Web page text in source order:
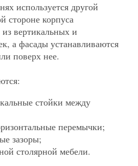
используется другой
стороне корпуса
из вертикальных и
а фасады устанавливаются
поверх нее.
стойки между
перемычки;
зазоры;
столярной мебели.